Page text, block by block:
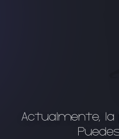
Actualmente,